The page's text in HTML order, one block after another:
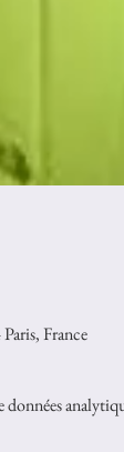
France
données